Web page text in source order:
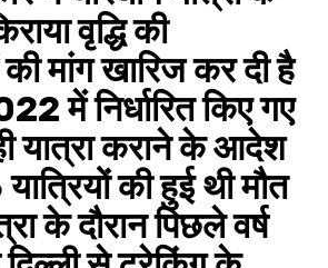
वृद्धि की
की मांग खारिज कर दी है
में निर्धारित किए गए
यात्रा कराने के आदेश
की हुई थी मौत
के दौरान पिछले वर्ष